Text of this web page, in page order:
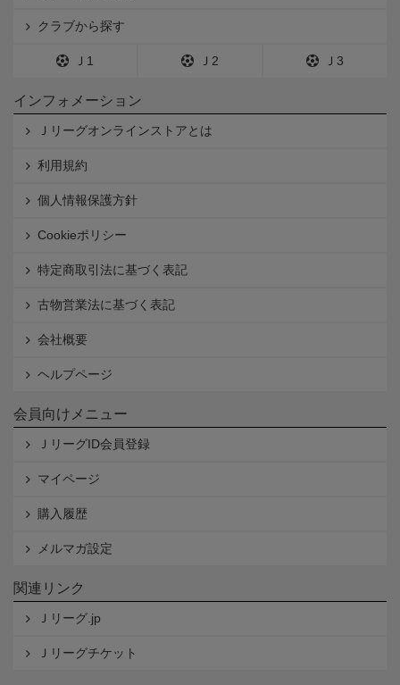
クラブから探す
Ｊ1 Ｊ2 Ｊ3
インフォメーション
Ｊリーグオンラインストアとは
利用規約
個人情報保護方針
Cookieポリシー
特定商取引法に基づく表記
古物営業法に基づく表記
会社概要
ヘルプページ
会員向けメニュー
ＪリーグID会員登録
マイページ
購入履歴
メルマガ設定
関連リンク
Ｊリーグ.jp
Ｊリーグチケット